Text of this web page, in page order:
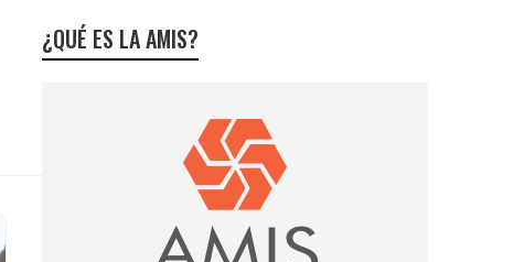
¿QUÉ ES LA AMIS?